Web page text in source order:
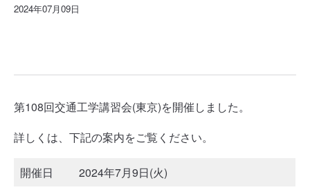
2024年07月09日
第108回交通工学講習会(東京)を開催しました。
詳しくは、下記の案内をご覧ください。
開催日 2024年7月9日(火)